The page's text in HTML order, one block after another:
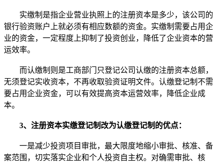
实缴制是指企业营业执照上的注册资本是多少，该公司的
银行验资账户上就必须有相应数额的资金。实缴制需要占用企
业的资金，一定程度上抑制了投资创业，降低了企业资本的营
运效率。
而认缴制则是工商部门只登记公司认缴的注册资本总额，
无须登记实收资本，不再收取验资证明文件。认缴登记制不需
要占用企业资金，可以有效提高资本运营效率，降低企业成
本。
3、注册资本实缴登记制改为认缴登记制的优点：
一是减少投资项目审批，最大限度地缩小审批、核准、备
案范围，切实落实企业和个人投资自主权。对确需审批、核